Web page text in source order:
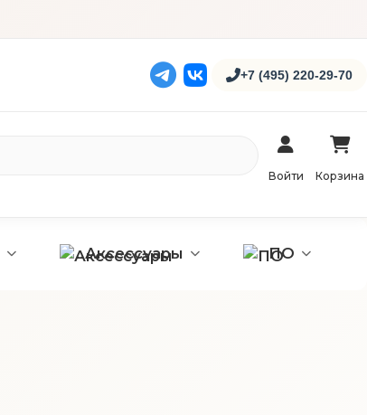
+7 (495) 220-29-70
Войти Корзина
Аксессуары ПО